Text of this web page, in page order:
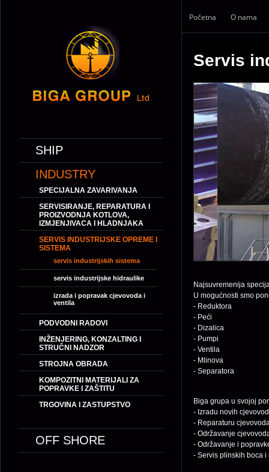
SHIP
INDUSTRY
SPECIJALNA ZAVARIVANJA
SERVISIRANJE, REPARATURA I
PROIZVODNJA KOTLOVA,
IZMJENJIVACA I HLADNJAKA
SERVIS INDUSTRIJSKE OPREME I
SISTEMA
servis industrijskih sistema
servis industrijske hidraulike
izrada i popravak cjevovoda i
ventila
PODVODNI RADOVI
INŽENJERING, KONZALTING I
STRUČNI NADZOR
STROJNA OBRADA
KOMPOZITNI MATERIJALI ZA
POPRAVKE I ZAŠTITU
TRGOVINA I ZASTUPSTVO
OFF SHORE
Početna O nama
Servis
Najsuvremenija
U mogućnosti smo
- Reduktora
- Peći
- Dizalica
- Pumpi
- Ventila
- Mlinova
- Separatora
Biga grupa u svojoj
- Izradu novih
- Reparaturu
- Održavanje
- Održavanje i
- Servis plinskih boca i